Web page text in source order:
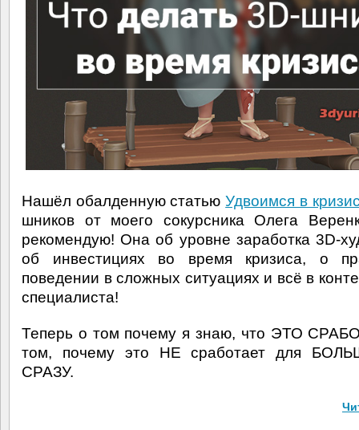
Нашёл обалденную статьюУдвоимся в
шников от моего сокурсника Олега
рекомендую! Она об уровне заработка 3D-
об инвестициях во время кризиса, о
поведении в сложных ситуациях и всё в
специалиста!
Теперь о том почему я знаю, что ЭТО
том, почему это НЕ сработает для
СРАЗУ.